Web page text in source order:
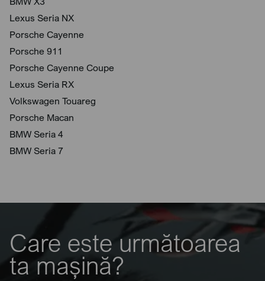
Lexus Seria NX
Porsche Cayenne
Porsche 911
Porsche Cayenne Coupe
Lexus Seria RX
Volkswagen Touareg
Porsche Macan
BMW Seria 4
BMW Seria 7
Care este următoarea
ta mașină?